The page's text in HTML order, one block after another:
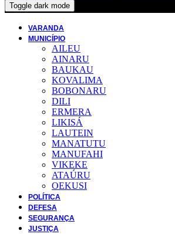
Toggle dark mode
VARANDA
MUNICÍPIO
AILEU
AINARU
BAUKAU
KOVALIMA
BOBONARU
DILI
ERMERA
LIKISÁ
LAUTEIN
MANATUTU
MANUFAHI
VIKEKE
ATAÚRU
OEKUSI
POLÍTICA
DEFESA
SEGURANÇA
JUSTIÇA